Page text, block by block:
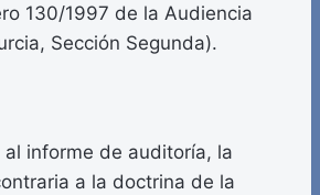
130/1997 de la Audiencia
Sección Segunda).
al informe de auditoría, la
a la doctrina de la